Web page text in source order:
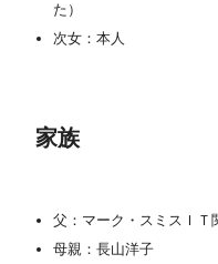
た）
次女：本人
家族
父：マーク・スミスＩＴ
母親：長山洋子